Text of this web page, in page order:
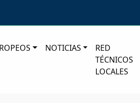
NOTICIAS
RED
TÉCNICOS
LOCALES